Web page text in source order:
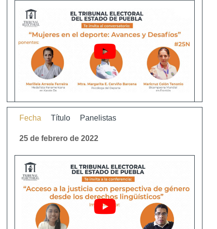
Fecha Título Panelistas
25 de febrero de 2022